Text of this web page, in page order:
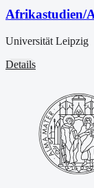
Afrikastudien/
Universität Leipzig
Details